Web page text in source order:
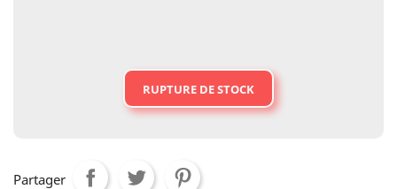
RUPTURE DE STOCK
Partager